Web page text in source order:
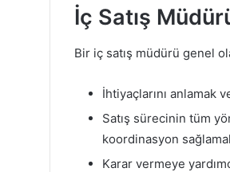
İç Satış
Bir iç satış müdürü genel
İhtiyaçlarını
Satış sürecinin tüm
koordinasyon
Karar vermeye